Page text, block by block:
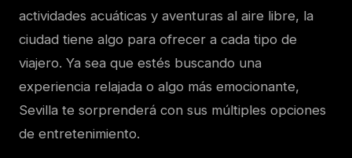
actividades acuáticas y aventuras al aire libre, la
ciudad tiene algo para ofrecer a cada tipo de
viajero. Ya sea que estés buscando una
experiencia relajada o algo más emocionante,
Sevilla te sorprenderá con sus múltiples opciones
de entretenimiento.